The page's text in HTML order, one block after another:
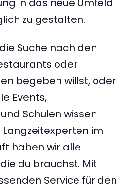
in das neue Umfeld
zu gestalten.
Suche nach den
oder
begeben willst, oder
Events,
Schulen wissen
im
haben wir alle
du brauchst. Mit
Service für den